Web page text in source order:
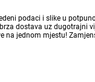
podaci i slike u
dostava uz dugotrajni
jednom mjestu!